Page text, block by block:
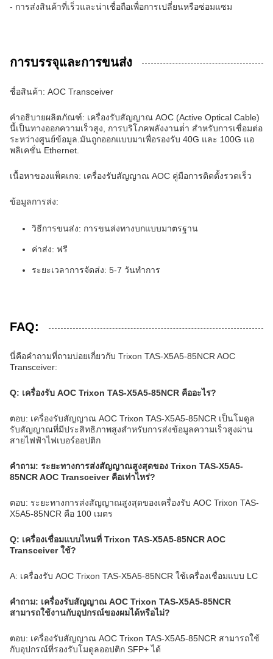
- การส่งสินค้าที่เร็วและน่าเชื่อถือเพื่อการเปลี่ยนหรือซ่อมแซม
การบรรจุและการขนส่ง
ชื่อสินค้า: AOC Transceiver
คําอธิบายผลิตภัณฑ์: เครื่องรับสัญญาณ AOC (Active Optical Cable)
นี้เป็นทางออกความเร็วสูง, การบริโภคพลังงานต่ํา สําหรับการเชื่อมต่อ
ระหว่างศูนย์ข้อมูล.มันถูกออกแบบมาเพื่อรองรับ 40G และ 100G แอ
พลิเคชั่น Ethernet.
เนื้อหาของแพ็คเกจ: เครื่องรับสัญญาณ AOC คู่มือการติดตั้งรวดเร็ว
ข้อมูลการส่ง:
วิธีการขนส่ง: การขนส่งทางบกแบบมาตรฐาน
ค่าส่ง: ฟรี
ระยะเวลาการจัดส่ง: 5-7 วันทําการ
FAQ:
นี่คือคําถามที่ถามบ่อยเกี่ยวกับ Trixon TAS-X5A5-85NCR AOC
Transceiver:
Q: เครื่องรับ AOC Trixon TAS-X5A5-85NCR คืออะไร?
ตอบ: เครื่องรับสัญญาณ AOC Trixon TAS-X5A5-85NCR เป็นโมดูล
รับสัญญาณที่มีประสิทธิภาพสูงสําหรับการส่งข้อมูลความเร็วสูงผ่าน
สายไฟฟ้าไฟเบอร์ออปติก
คําถาม: ระยะทางการส่งสัญญาณสูงสุดของ Trixon TAS-X5A5-
85NCR AOC Transceiver คือเท่าไหร่?
ตอบ: ระยะทางการส่งสัญญาณสูงสุดของเครื่องรับ AOC Trixon TAS-
X5A5-85NCR คือ 100 เมตร
Q: เครื่องเชื่อมแบบไหนที่ Trixon TAS-X5A5-85NCR AOC
Transceiver ใช้?
A: เครื่องรับ AOC Trixon TAS-X5A5-85NCR ใช้เครื่องเชื่อมแบบ LC
คําถาม: เครื่องรับสัญญาณ AOC Trixon TAS-X5A5-85NCR
สามารถใช้งานกับอุปกรณ์ของผมได้หรือไม่?
ตอบ: เครื่องรับสัญญาณ AOC Trixon TAS-X5A5-85NCR สามารถใช้
กับอุปกรณ์ที่รองรับโมดูลออปติก SFP+ ได้